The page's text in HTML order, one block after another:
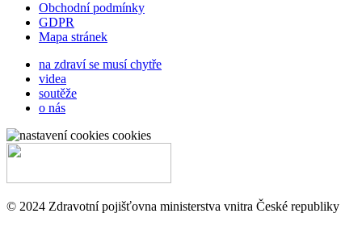
Obchodní podmínky
GDPR
Mapa stránek
na zdraví se musí chytře
videa
soutěže
o nás
cookies
© 2024 Zdravotní pojišťovna ministerstva vnitra České republiky